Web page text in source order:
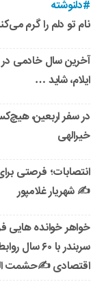
#دلنوشته
نام تو دلم را گرم
آخرین سال خادمی
ایلام، شاید …
در سفر اربعین،
خیرالهی
انتصابات؛ فرصتی
✍ شهریار غلامپور
خواهر خوانده هایی
سربندر با ۶۰
اقتصادی ✍حشمت